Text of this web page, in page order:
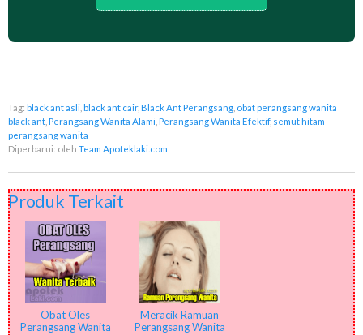
Tag: black ant asli black ant cair, Black Ant Perangsang obat perangsang wanita
black ant Perangsang Wanita Alami Perangsang Wanita Efektif, semut hitam
perangsang wanita
Diperbarui: oleh Team Apoteklaki.com
Produk Terkait
Obat Oles
Perangsang Wanita
Meracik Ramuan
Perangsang Wanita